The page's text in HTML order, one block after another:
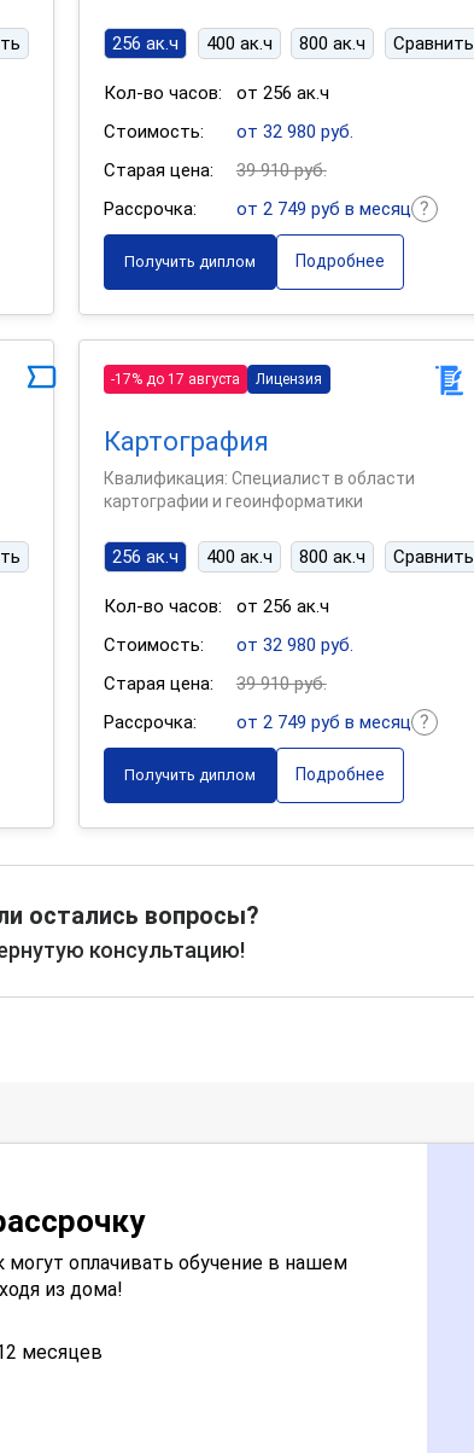
256 ак.ч 400 ак.ч 800 ак.ч Сравнить
Кол-во часов:
от 256 ак.ч
Стоимость:
от 32 980 руб.
Старая цена:
39 910 руб.
Рассрочка:
от 2 749 руб в месяц
Получить диплом Подробнее
-17% до 17 августа Лицензия
Картография
Квалификация: Специалист в области
картографии и геоинформатики
256 ак.ч 400 ак.ч 800 ак.ч Сравнить
Кол-во часов:
от 256 ак.ч
Стоимость:
от 32 980 руб.
Старая цена:
39 910 руб.
Рассрочка:
от 2 749 руб в месяц
Получить диплом Подробнее
остались вопросы?
консультацию!
оплачивать обучение в нашем
из дома!
месяцев